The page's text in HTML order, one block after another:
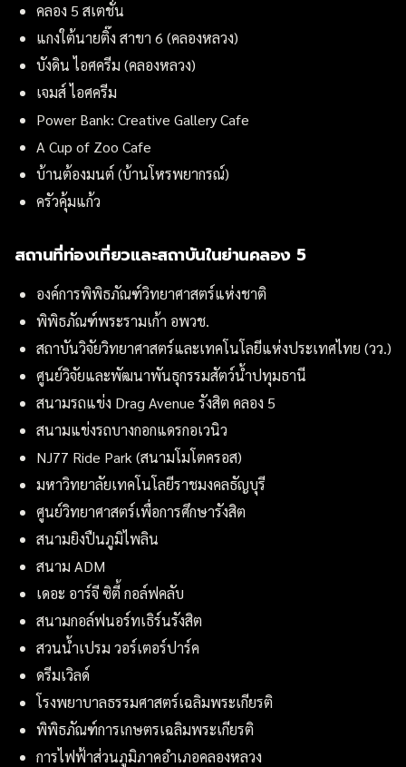
คลอง 5 สเตชั่น
แกงใต้นายติ๊ง สาขา 6 (คลองหลวง)
บังดิน ไอศครีม (คลองหลวง)
เจมส์ ไอศครีม
Power Bank: Creative Gallery Cafe
A Cup of Zoo Cafe
บ้านต้องมนต์ (บ้านโหรพยากรณ์)
ครัวคุ้มแก้ว
สถานที่ท่องเที่ยวและสถาบันในย่านคลอง 5
องค์การพิพิธภัณฑ์วิทยาศาสตร์แห่งชาติ
พิพิธภัณฑ์พระรามเก้า อพวช.
สถาบันวิจัยวิทยาศาสตร์และเทคโนโลยีแห่งประเทศไทย (วว.)
ศูนย์วิจัยและพัฒนาพันธุกรรมสัตว์น้ำปทุมธานี
สนามรถแข่ง Drag Avenue รังสิต คลอง 5
สนามแข่งรถบางกอกแดรกอเวนิว
NJ77 Ride Park (สนามโมโตครอส)
มหาวิทยาลัยเทคโนโลยีราชมงคลธัญบุรี
ศูนย์วิทยาศาสตร์เพื่อการศึกษารังสิต
สนามยิงปืนภูมิไพลิน
สนาม ADM
เดอะ อาร์จี ซิตี้ กอล์ฟคลับ
สนามกอล์ฟนอร์ทเธิร์นรังสิต
สวนน้ำเปรม วอร์เตอร์ปาร์ค
ดรีมเวิลด์
โรงพยาบาลธรรมศาสตร์เฉลิมพระเกียรติ
พิพิธภัณฑ์การเกษตรเฉลิมพระเกียรติ
การไฟฟ้าส่วนภูมิภาคอำเภอคลองหลวง